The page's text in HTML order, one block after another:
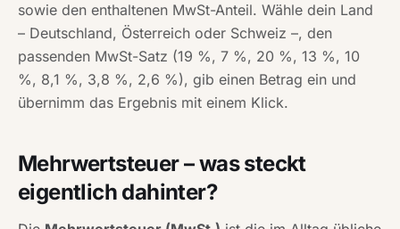
sowie den enthaltenen MwSt-Anteil. Wähle dein Land
– Deutschland, Österreich oder Schweiz –, den
passenden MwSt-Satz (19 %, 7 %, 20 %, 13 %, 10
%, 8,1 %, 3,8 %, 2,6 %), gib einen Betrag ein und
übernimm das Ergebnis mit einem Klick.
Mehrwertsteuer – was steckt
eigentlich dahinter?